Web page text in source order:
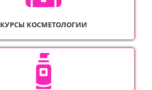
КУРСЫ КОСМЕТОЛОГИИ